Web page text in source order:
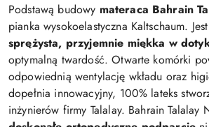
Podstawą budowy materaca Bahrain
pianka wysokoelastyczna Kaltschaum.
sprężysta, przyjemnie miękka w
optymalną twardość. Otwarte komórki
odpowiednią wentylację wkładu oraz
dopełnia innowacyjny, 100% lateks
inżynierów firmy Talalay. Bahrain Talalay